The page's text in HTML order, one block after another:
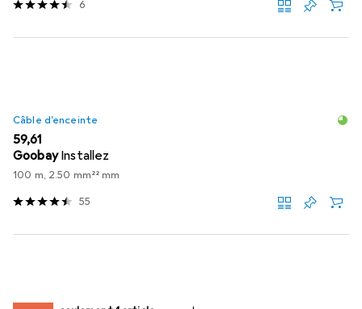
6
Câble d'enceinte
EUR
59,61
Goobay Installez
100 m, 2.50 mm²² mm
55